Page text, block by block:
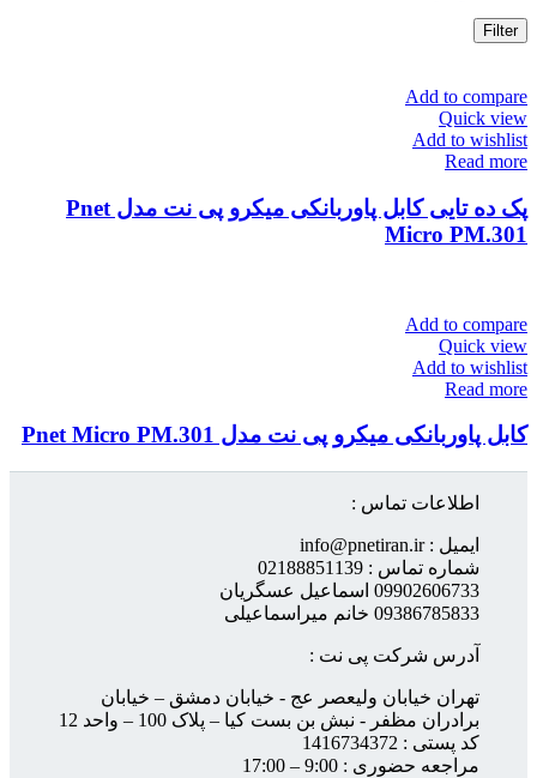
Filter
Add to compare
Quick view
Add to wishlist
Read more
پک ده تایی کابل پاوربانکی میکرو پی نت مدل Pnet
Micro PM.301
Add to compare
Quick view
Add to wishlist
Read more
کابل پاوربانکی میکرو پی نت مدل Pnet Micro PM.301
اطلاعات تماس :
ایمیل : info@pnetiran.ir
شماره تماس : 02188851139
09902606733 اسماعیل عسگریان
09386785833 خانم میراسماعیلی
آدرس شرکت پی نت :
تهران خیابان ولیعصر عج - خیابان دمشق – خیابان
برادران مظفر - نبش بن بست کیا – پلاک 100 – واحد 12
کد پستی : 1416734372
مراجعه حضوری : 9:00 – 17:00